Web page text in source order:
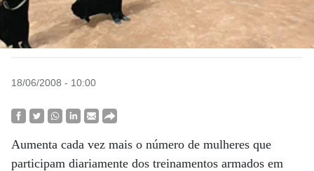
18/06/2008 - 10:00
Aumenta cada vez mais o número de mulheres que
participam diariamente dos treinamentos armados em